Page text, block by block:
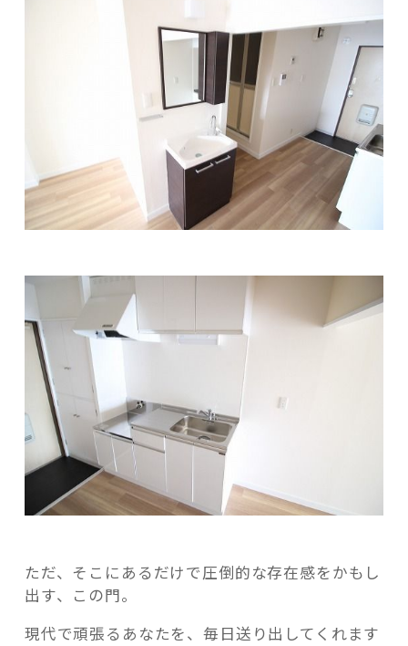
ただ、そこにあるだけで圧倒的な存在感をかもし
出す、この門。
現代で頑張るあなたを、毎日送り出してくれます